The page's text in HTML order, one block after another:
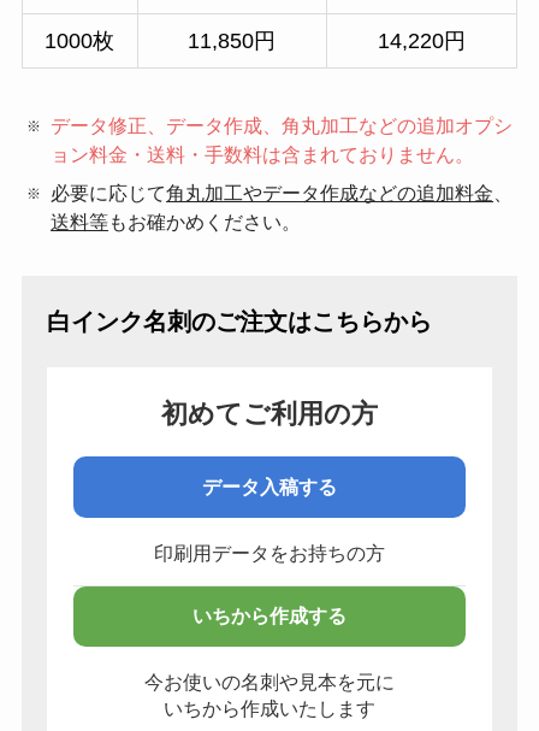
1000枚 11,850円 14,220円
データ修正、データ作成、角丸加工などの追加オプシ
ョン料金・送料・手数料は含まれておりません。
必要に応じて角丸加工やデータ作成などの追加料金
送料等もお確かめください。
白インク名刺のご注文はこちらから
初めてご利用の方
データ入稿する
印刷用データをお持ちの方
いちから作成する
今お使いの名刺や見本を元に
いちから作成いたします